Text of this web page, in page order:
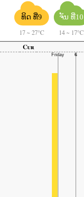
ທິດ ທີ່9
17 ~ 27°C
ຈັນ ທີ່10
14 ~ 17°C
Cur